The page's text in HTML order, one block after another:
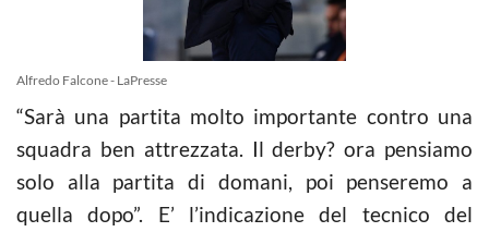
Alfredo Falcone - LaPresse
“Sarà una partita molto importante contro una
squadra ben attrezzata. Il derby? ora pensiamo
solo alla partita di domani, poi penseremo a
quella dopo”. E’ l’indicazione del tecnico del